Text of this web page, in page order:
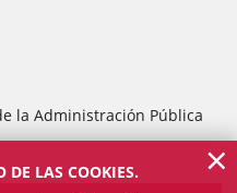
la Administración Pública
DE LAS COOKIES.
×